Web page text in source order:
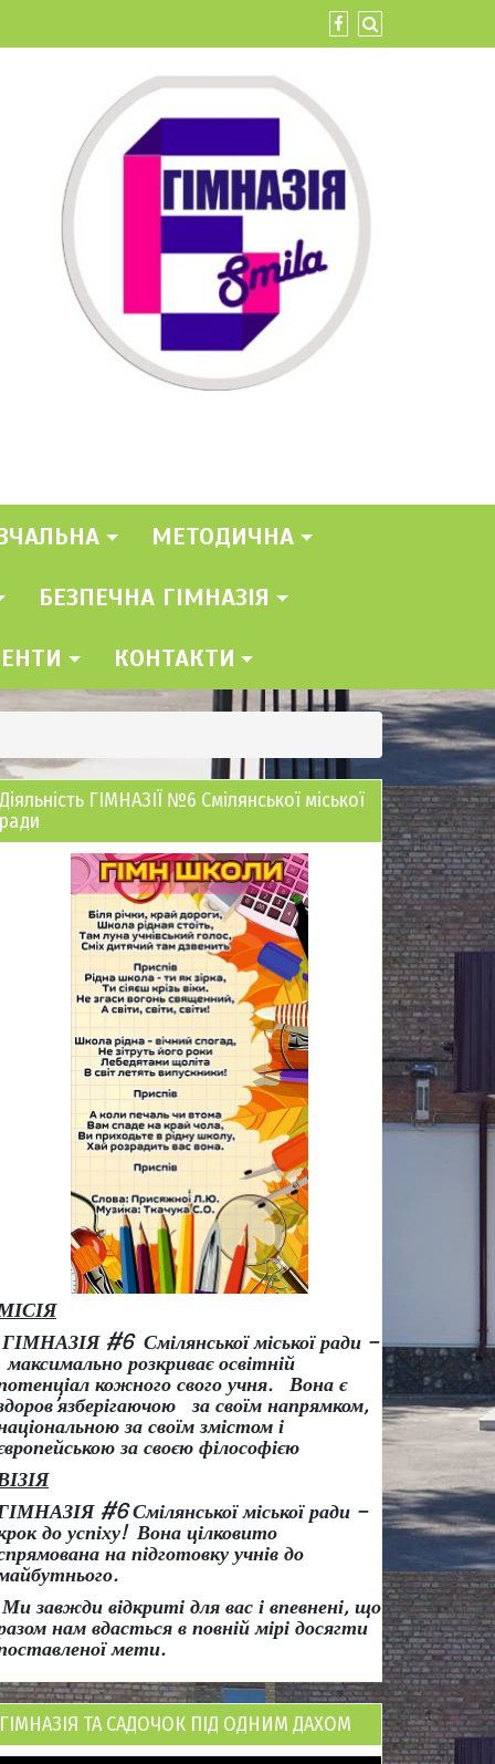
МЕТОДИЧНА
БЕЗПЕЧНА ГІМНАЗІЯ
КОНТАКТИ
Діяльність ГІМНАЗІЇ №6 Смілянської міської
ради
ГІМНАЗІЯ #6 Смілянської міської ради –
розкриває освітній
кожного свого учня.
Вона є
’язберігаючою за своїм напрямком,
за своїм змістом і
за своєю філософією
#6 Смілянської міської ради –
до успіху! Вона цілковито
на підготовку учнів до
Ми завжди відкриті для вас і впевнені, що
нам вдасться в повній мірі досягти
мети.
ГІМНАЗІЯ ТА САДОЧОК ПІД ОДНИМ ДАХОМ